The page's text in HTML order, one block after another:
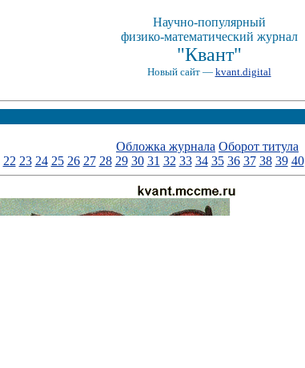
Научно-популярный
физико-математический журнал
"Квант"
Новый сайт — kvant.digital
Обложка журнала Оборот титула
22 23 24 25 26 27 28 29 30 31 32 33 34 35 36 37 38 39 40